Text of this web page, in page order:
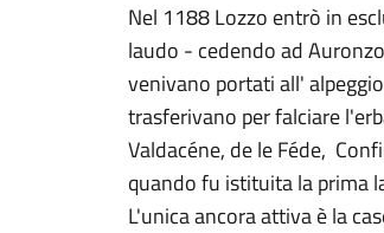
Nel 1188 Lozzo entrò in
laudo - cedendo ad
venivano portati all'
trasferivano per falciare
Valdacéne, de le Féde,
quando fu istituita la prima
L'unica ancora attiva è la